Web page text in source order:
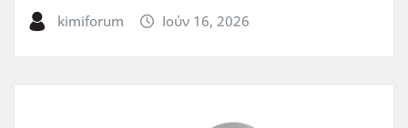
kimiforum Ιούν 16, 2026